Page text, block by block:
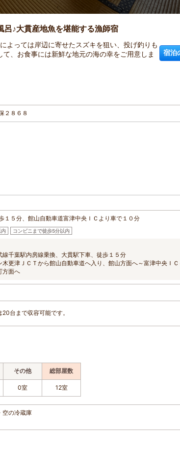
呂♪大貫産地魚を堪能する漁師宿
よっては岸辺に寄せたスズキを狙い、投げ釣りも
、お食事には新鮮な地元の海の幸をご用意しま
宿泊
２８６８
１５分、館山自動車道富津中央ＩＣより車で１０分
内 コンビニまで徒歩5分以内
線千葉駅内房線乗換、大貫駅下車、徒歩１５分
木更津ＪＣＴから館山自動車道へ入り、館山方面へ～富津中央Ｉ
方面へ
台まで収容可能です。
その他 総部屋数
0室 12室
空の冷蔵庫